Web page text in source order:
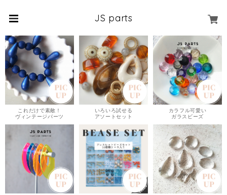
JS parts
これだけで素敵！
ヴィンテージパーツ
いろいろ試せる
アソートセット
カラフル可愛い
ガラスビーズ